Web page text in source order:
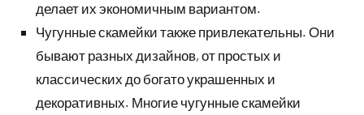
делает их экономичным вариантом.
Чугунные скамейки также привлекательны. Они
бывают разных дизайнов, от простых и
классических до богато украшенных и
декоративных. Многие чугунные скамейки